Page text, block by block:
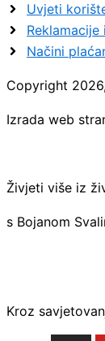
Uvjeti
Reklamacije
Načini
Copyright
Izrada web
Živjeti više iz
s Bojanom
Kroz